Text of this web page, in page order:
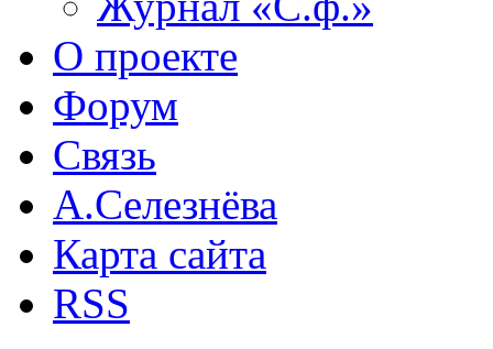
О проекте
Форум
Связь
А.Селезнёва
Карта сайта
RSS